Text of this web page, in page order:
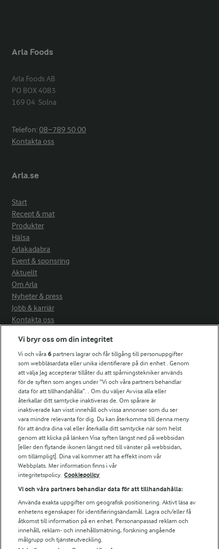
Arla Foods
Arla Foods AB
PO BOX 4083
169 04  Solna
Telefon:08−789 50 00
Kontakta oss
Arla.se
Start
Recept & mat
Produkter
Hälsa
Arlakadabra
Event & sponsring
Aktuellt
Om Arla
Nyheter & press
Jobb & karriär
Kontakta oss
Arla in other countries
Fler Arlasajter
För ägare
Arlas kundportal
Arla.com
Falbygdens Ost
Arla webbshop
Bildbank
Följ oss
Vi bryr oss om din integritet
Vi och våra6 partners lagrar och får tillgång till personuppgifter
som webbläsardata eller unika identifierare på din enhet . Genom
att välja Jag accepterar tillåter du att spårningstekniker används
för de syften som anges under ”Vi och våra partners behandlar
data för att tillhandahålla”. . Om du väljer Avvisa alla eller
återkallar ditt samtycke inaktiveras de. Om spårare är
inaktiverade kan visst innehåll och vissa annonser som du ser
vara mindre relevanta för dig. Du kan återkomma till denna meny
för att ändra dina val eller återkalla ditt samtycke när som helst
genom att klicka på länken Visa syften längst ned på webbsidan
[eller den flytande ikonen längst ned till vänster på webbsidan,
om tillämpligt]. Dina val kommer att ha effekt inom vår
Webbplats. Mer information finns i vår
integritetspolicy. Cookiepolicy
Vi och våra partners behandlar data för att tillhandahålla:
Använda exakta uppgifter om geografisk positionering. Aktivt läsa av
enhetens egenskaper för identifieringsändamål. Lagra och/eller få
åtkomst till information på en enhet. Personanpassad reklam och
innehåll, reklam- och innehållsmätning, forskning angående
målgrupp och tjänsteutveckling.